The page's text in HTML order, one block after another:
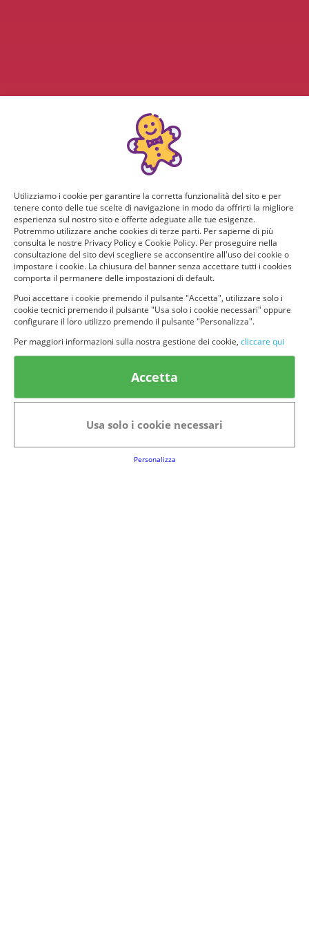
© provaprodottigratis.it 2023 | All Rights Reserved.
Categorie in evidenza
Animali
Utilizziamo i cookie per garantire la corretta funzionalità del sito e per
tenere conto delle tue scelte di navigazione in modo da offrirti la migliore
esperienza sul nostro sito e offerte adeguate alle tue esigenze.
Potremmo utilizzare anche cookies di terze parti. Per saperne di più
consulta le nostre Privacy Policy e Cookie Policy. Per proseguire nella
consultazione del sito devi scegliere se acconsentire all'uso dei cookie o
impostare i cookie. La chiusura del banner senza accettare tutti i cookies
comporta il permanere delle impostazioni di default.
Puoi accettare i cookie premendo il pulsante "Accetta", utilizzare solo i
cookie tecnici premendo il pulsante "Usa solo i cookie necessari" oppure
configurare il loro utilizzo premendo il pulsante "Personalizza".
Per maggiori informazioni sulla nostra gestione dei cookie, cliccare qui
Accetta
Usa solo i cookie necessari
Personalizza